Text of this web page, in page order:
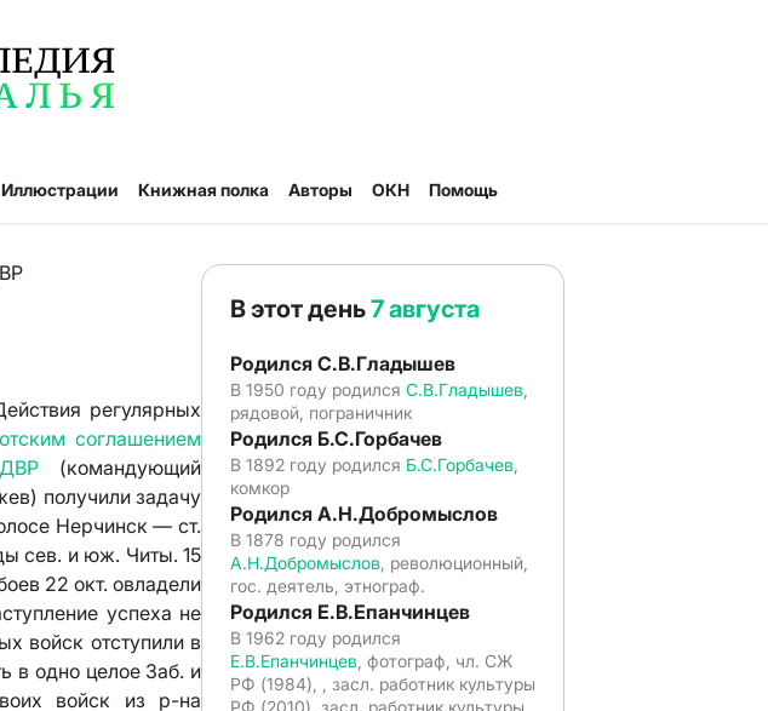
Иллюстрации Книжная полка Авторы ОКН Помощь
регулярных
соглашением
(командующий
получили задачу
Нерчинск — ст.
сев. и юж. Читы. 15
22 окт. овладели
успеха не
войск отступили в
в одно целое Заб. и
войск из р-на
В этот день7 августа
Родился С.В.Гладышев
В 1950 году родился С.В.Гладышев
рядовой, пограничник
Родился Б.С.Горбачев
В 1892 году родился Б.С.Горбачев
комкор
Родился А.Н.Добромыслов
В 1878 году родился
А.Н.Добромыслов , революционный,
гос. деятель, этнограф.
Родился Е.В.Епанчинцев
В 1962 году родился
Е.В.Епанчинцев , фотограф, чл. СЖ
РФ (1984), , засл. работник культуры
РФ (2010), засл. работник культуры